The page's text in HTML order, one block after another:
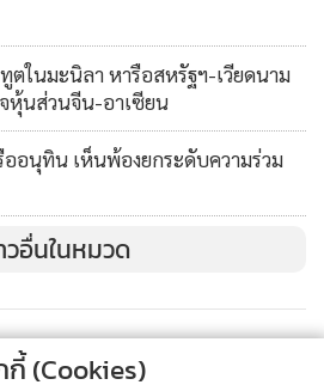
” ทางด้านองค์การนิรโทษกรรม
ได้ออกมาเรียกร้องให้รัฐบาลจีน
หมาย และนักสิทธิมนุษยชนโดยทันที
ตในมะนิลา หารือสหรัฐฯ-เวียดนาม
หุ้นส่วนจีน-อาเซียน
อนุทิน เห็นพ้องยกระดับความร่วม
วอื่นในหมวด
กี้ (Cookies)